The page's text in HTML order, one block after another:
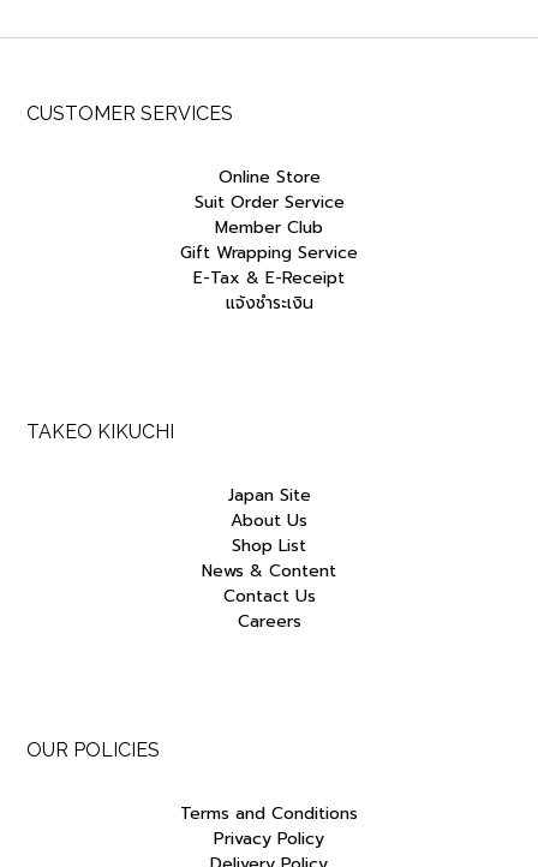
CUSTOMER SERVICES
Online Store
Suit Order Service
Member Club
Gift Wrapping Service
E-Tax & E-Receipt
แจ้งชำระเงิน
TAKEO KIKUCHI
Japan Site
About Us
Shop List
News & Content
Contact Us
Careers
OUR POLICIES
Terms and Conditions
Privacy Policy